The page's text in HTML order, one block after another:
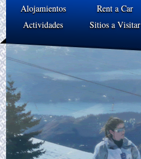
Alojamientos
Rent a Car
Actividades
Sitios a Visitar